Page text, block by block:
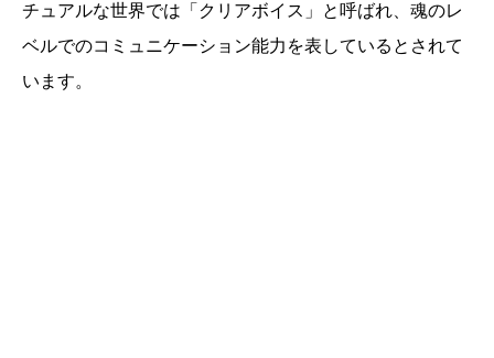
チュアルな世界では「クリアボイス」と呼ばれ、魂のレ
ベルでのコミュニケーション能力を表しているとされて
います。